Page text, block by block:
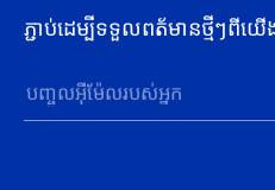
ភ្ជាប់ដេម្បីទទួលពត័មានថ្មីៗពីយើ